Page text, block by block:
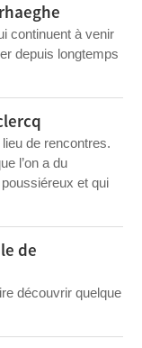
continuent à venir
depuis longtemps
de rencontres.
l’on a du
et qui
de
découvrir quelque